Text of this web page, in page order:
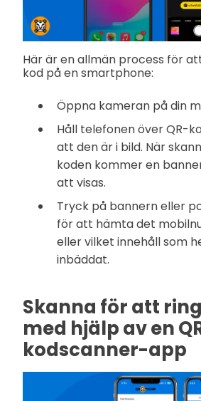
Här är en allmän process för
kod på en smartphone:
Öppna kameran på din
Håll telefonen över QR-
att den är i bild. När
koden kommer en
att visas.
Tryck på bannern eller
för att hämta det
eller vilket innehåll som
inbäddat.
Skanna för att
med hjälp av en
kodscanner-app